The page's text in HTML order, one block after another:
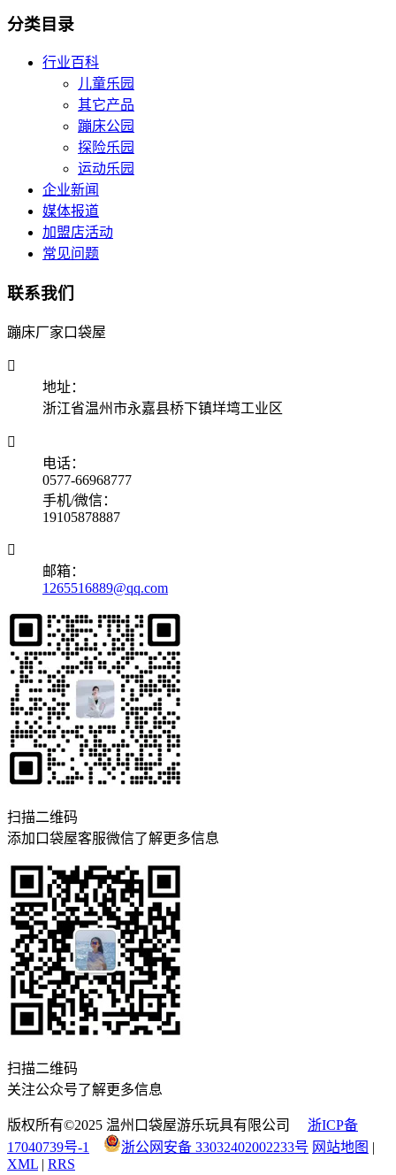
分类目录
行业百科
儿童乐园
其它产品
蹦床公园
探险乐园
运动乐园
企业新闻
媒体报道
加盟店活动
常见问题
联系我们
蹦床厂家口袋屋

地址：
浙江省温州市永嘉县桥下镇垟塆工业区

电话：
0577-66968777
手机/微信：
19105878887

邮箱：
1265516889@qq.com
扫描二维码
添加口袋屋客服微信了解更多信息
扫描二维码
关注公众号了解更多信息
版权所有©2025 温州口袋屋游乐玩具有限公司 浙ICP备
17040739号-1
浙公网安备 33032402002233号 网站地图 |
XML | RRS